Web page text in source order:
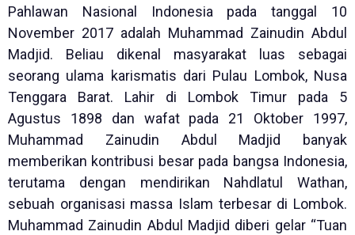
Pahlawan Nasional Indonesia pada tanggal 10
November 2017 adalah Muhammad Zainudin Abdul
Madjid. Beliau dikenal masyarakat luas sebagai
seorang ulama karismatis dari Pulau Lombok, Nusa
Tenggara Barat. Lahir di Lombok Timur pada 5
Agustus 1898 dan wafat pada 21 Oktober 1997,
Muhammad Zainudin Abdul Madjid banyak
memberikan kontribusi besar pada bangsa Indonesia,
terutama dengan mendirikan Nahdlatul Wathan,
sebuah organisasi massa Islam terbesar di Lombok.
Muhammad Zainudin Abdul Madjid diberi gelar “Tuan